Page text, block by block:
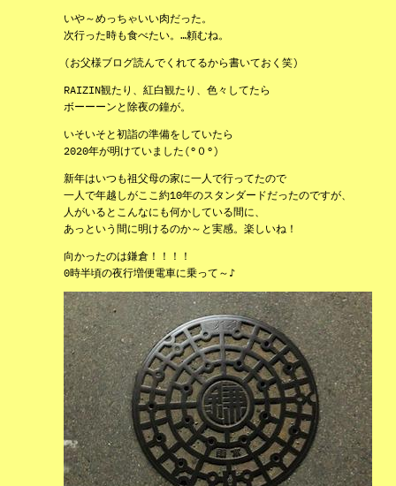
いや～めっちゃいい肉だった。
次行った時も食べたい。…頼むね。
(お父様ブログ読んでくれてるから書いておく笑)
RAIZIN観たり、紅白観たり、色々してたら
ボーーーンと除夜の鐘が。
いそいそと初詣の準備をしていたら
2020年が明けていました(°０°)
新年はいつも祖父母の家に一人で行ってたので
一人で年越しがここ約10年のスタンダードだったのですが、
人がいるとこんなにも何かしている間に、
あっという間に明けるのか～と実感。楽しいね！
向かったのは鎌倉！！！！
0時半頃の夜行増便電車に乗って～♪